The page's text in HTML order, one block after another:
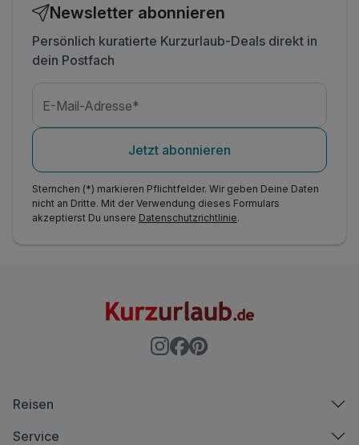
Newsletter abonnieren
Persönlich kuratierte Kurzurlaub-Deals direkt in
dein Postfach
E-Mail-Adresse*
Jetzt abonnieren
Sternchen (*) markieren Pflichtfelder. Wir geben Deine Daten
nicht an Dritte. Mit der Verwendung dieses Formulars
akzeptierst Du unsere Datenschutzrichtlinie.
Reisen
Service